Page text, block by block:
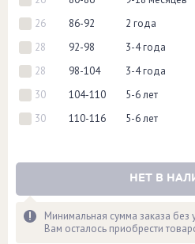
26
86-92 2 года
28
92-98 3-4 года
28
98-104 3-4 года
30
104-110 5-6 лет
30
110-116 5-6 лет
НЕТ В
Минимальная сумма заказа без
Вам осталось приобрести